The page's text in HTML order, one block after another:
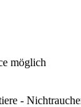
möglich
-